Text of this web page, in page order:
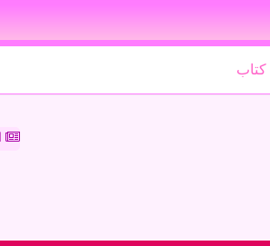
كتاب